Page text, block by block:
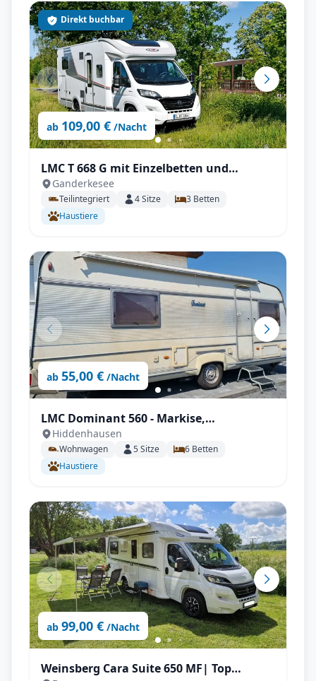
ab 109,00 € /Nacht
Direkt buchbar
LMC T 668 G mit Einzelbetten und
Hubbett unter 7m!
Ganderkesee
Teilintegriert 4Sitze 3 Betten
Haustiere
ab 55,00 € /Nacht
LMC Dominant 560 - Markise,
Klimaanlage, Kühlschrank, Mover uvm.
Hiddenhausen
Wohnwagen 5Sitze 6 Betten
Haustiere
ab 99,00 € /Nacht
Weinsberg Cara Suite 650 MF| Top